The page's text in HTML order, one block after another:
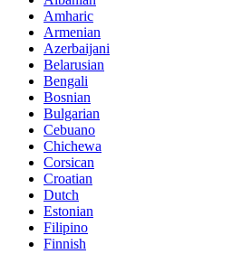
Amharic
Armenian
Azerbaijani
Belarusian
Bengali
Bosnian
Bulgarian
Cebuano
Chichewa
Corsican
Croatian
Dutch
Estonian
Filipino
Finnish